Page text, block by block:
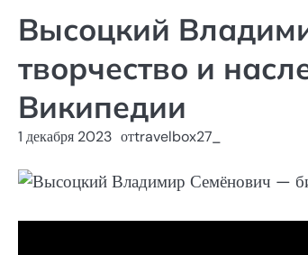
Высоцкий
творчество и
Википедии
1 декабря 2023 отtravelbox27_